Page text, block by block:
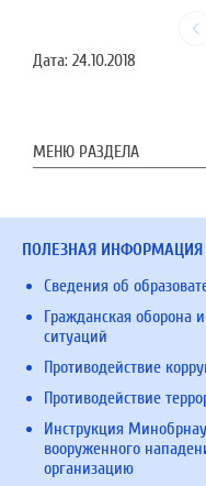
Дата: 24.10.2018
МЕНЮ РАЗДЕЛА
ПОЛЕЗНАЯ ИНФОРМАЦИЯ
Сведения об
Гражданская оборона
ситуаций
Противодействие
Противодействие
Инструкция
вооруженного
организацию